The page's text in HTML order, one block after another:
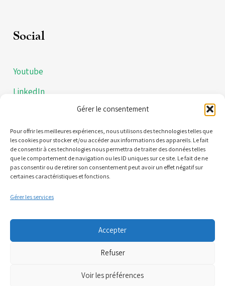
Gérer le consentement
Pour offrir les meilleures expériences, nous utilisons des technologies telles que
les cookies pour stocker et/ou accéder aux informations des appareils. Le fait
de consentir à ces technologies nous permettra de traiter des données telles
que le comportement de navigation ou les ID uniques sur ce site. Le fait de ne
pas consentir ou de retirer son consentement peut avoir un effet négatif sur
certaines caractéristiques et fonctions.
Gérer les services
Accepter
Refuser
Voir les préférences
Social
Youtube
LinkedIn
Politiques de confidentialités
Mentions légales
(Nous ne sommes pas une plateforme de RDV)